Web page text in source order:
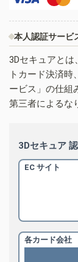
本人認証サービ
3Dセキュアと
トカード決済
ービス」の仕組
第三者によるな
3Dセキュア
EC サイト
各カード会社